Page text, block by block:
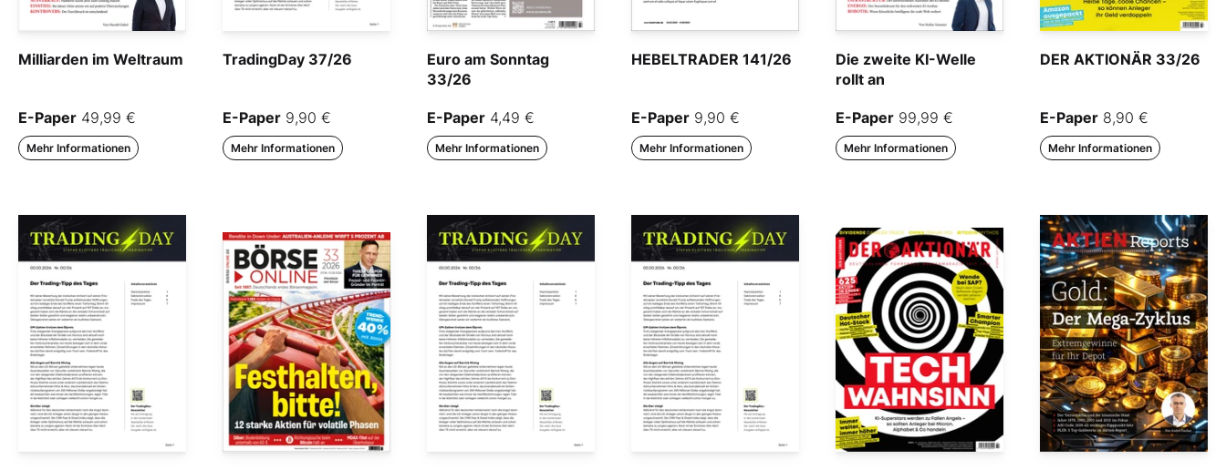
Milliarden im Weltraum
E-Paper 49,99 €
Mehr Informationen
TradingDay 37/26
E-Paper 9,90 €
Mehr Informationen
Euro am Sonntag
33/26
E-Paper 4,49 €
Mehr Informationen
HEBELTRADER 141/26
E-Paper 9,90 €
Mehr Informationen
Die zweite KI-Welle
rollt an
E-Paper 99,99 €
Mehr Informationen
DER AKTIONÄR 33/26
E-Paper 8,90 €
Mehr Informationen